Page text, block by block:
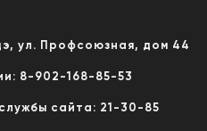
ул. Профсоюзная, дом 44
8-902-168-85-53
сайта: 21-30-85